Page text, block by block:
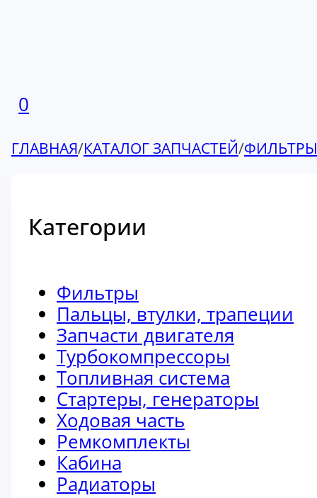
0
ГЛАВНАЯ/КАТАЛОГ ЗАПЧАСТЕЙ/ФИЛЬТРЫ
Категории
Фильтры
Пальцы, втулки, трапеции
Запчасти двигателя
Турбокомпрессоры
Топливная система
Стартеры, генераторы
Ходовая часть
Ремкомплекты
Кабина
Радиаторы